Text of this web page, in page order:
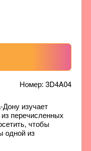
Номер: 3D4A04
Дону изучает
перечисленных
чтобы
одной из